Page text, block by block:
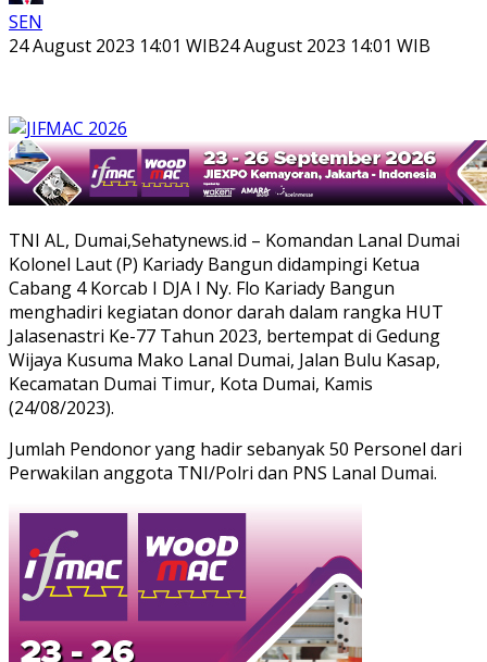
SEN
24 August 2023 14:01 WIB24 August 2023 14:01 WIB
TNI AL, Dumai,Sehatynews.id – Komandan Lanal Dumai
Kolonel Laut (P) Kariady Bangun didampingi Ketua
Cabang 4 Korcab I DJA I Ny. Flo Kariady Bangun
menghadiri kegiatan donor darah dalam rangka HUT
Jalasenastri Ke-77 Tahun 2023, bertempat di Gedung
Wijaya Kusuma Mako Lanal Dumai, Jalan Bulu Kasap,
Kecamatan Dumai Timur, Kota Dumai, Kamis
(24/08/2023).
Jumlah Pendonor yang hadir sebanyak 50 Personel dari
Perwakilan anggota TNI/Polri dan PNS Lanal Dumai.